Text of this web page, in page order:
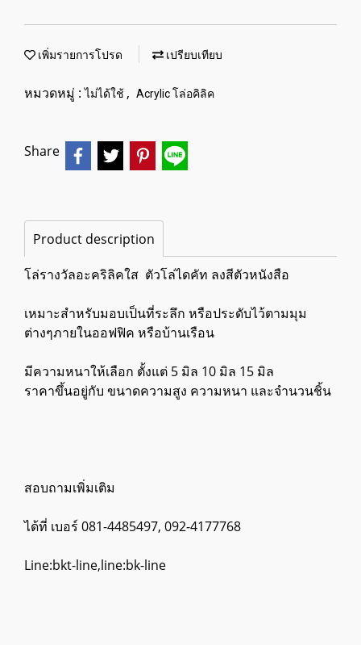
เพิ่มรายการโปรด เปรียบเทียบ
หมวดหมู่ :ไม่ได้ใช้ , Acrylic โล่อคิลิค
Share
Product description
โล่รางวัลอะคริลิคใส ตัวโล่​ไดคัท ลงสีตัวหนังสือ
เหมาะสำหรับมอบเป็นที่ระลึก หรือประดับไว้ตามมุม
ต่างๆภายในออฟฟิค หรือบ้านเรือน
มีความหนาให้เลือก ตั้งแต่ 5 มิล 10 มิล 15 มิล
ราคาขึ้นอยู่กับ ขนาดความสูง ความหนา และจำนวนชิ้น
สอบถามเพิ่มเติม
ได้ที่ เบอร์ 081-4485497, 092-4177768
Line:bkt-line,line:bk-line